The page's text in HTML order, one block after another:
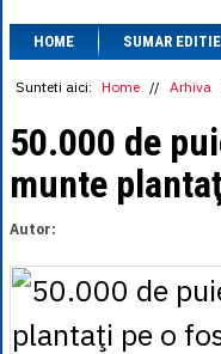
HOME SUMAR EDITIE
Sunteti aici: Home // Arhiva
50.000 de
munte
Autor: